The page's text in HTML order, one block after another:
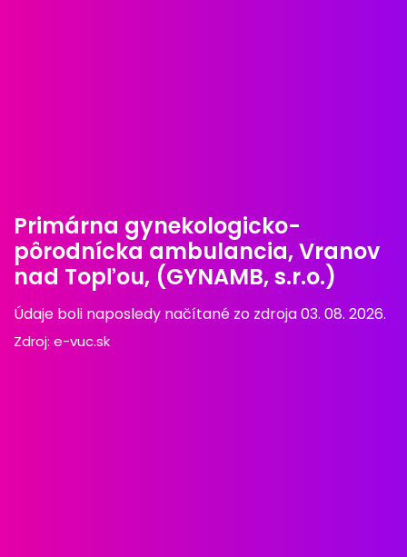
Primárna gynekologicko-
pôrodnícka ambulancia, Vranov
nad Topľou, (GYNAMB, s.r.o.)
Údaje boli naposledy načítané zo zdroja 03. 08. 2026.
Zdroj: e-vuc.sk